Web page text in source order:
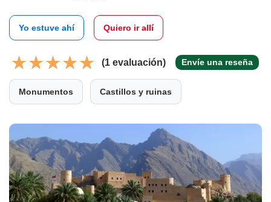
Yo estuve ahí Quiero ir allí
(1 evaluación) Envíe una reseña
Monumentos Castillos y ruinas